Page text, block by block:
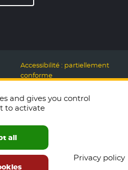
Accessibilité : partiellement
conforme
Responsable
Plan du site
Newsletters
and gives you control
to activate
all
Privacy policy